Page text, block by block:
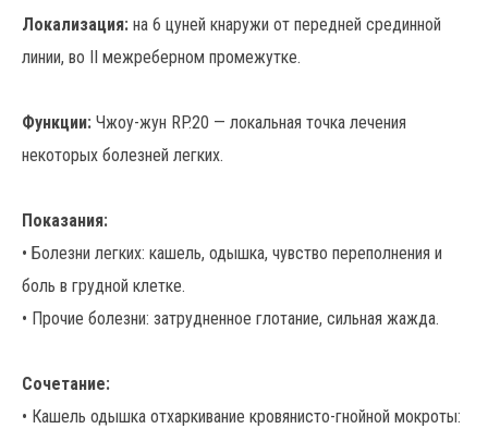
Локализация: на 6 цуней кнаружи от передней срединной
линии, во II межреберном промежутке.
Функции: Чжоу-жун RP.20 — локальная точка лечения
некоторых болезней легких.
Показания:
• Болезни легких: кашель, одышка, чувство переполнения и
боль в грудной клетке.
• Прочие болезни: затрудненное глотание, сильная жажда.
Сочетание:
• Кашель одышка отхаркивание кровянисто-гнойной мокроты: